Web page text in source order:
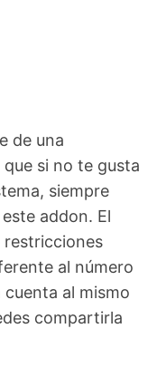
de una
si no te gusta
siempre
addon. El
restricciones
al número
cuenta al mismo
compartirla